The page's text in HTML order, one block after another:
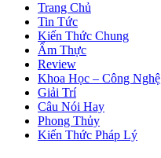
Trang Chủ
Tin Tức
Kiến Thức Chung
Ẩm Thực
Review
Khoa Học – Công Nghệ
Giải Trí
Câu Nói Hay
Phong Thủy
Kiến Thức Pháp Lý